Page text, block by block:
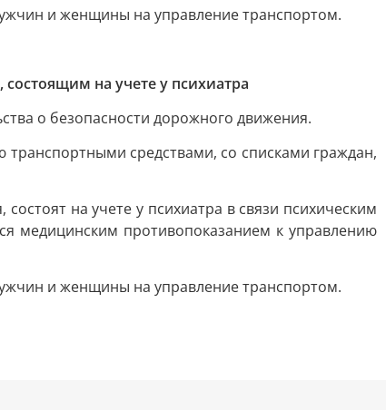
и женщины на управление транспортом.
на учете у психиатра
о безопасности дорожного движения.
средствами, со списками граждан,
на учете у психиатра в связи психическим
медицинским противопоказанием к управлению
и женщины на управление транспортом.